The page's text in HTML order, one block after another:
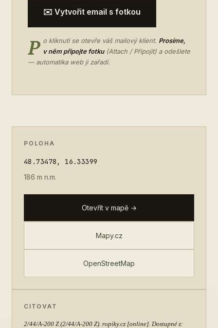
✉️ Vytvořit email s fotkou
P o kliknutí se otevře váš mailový klient. Prosíme,
v něm připojte fotku(Attach / Připojit) a odešlete
— automatika web ji zařadí.
POLOHA
48.73478, 16.33399
186 m n.m.
Otevřít v mapě →
Mapy.cz
OpenStreetMap
CITOVAT
2/44/A-200 Z(2/44/A-200 Z). ropiky.cz [online]. Dostupné z: